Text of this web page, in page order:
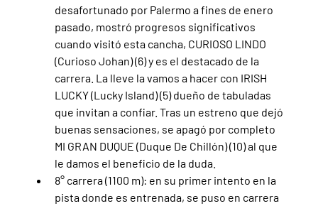
desafortunado por Palermo a fines de enero
pasado, mostró progresos significativos
cuando visitó esta cancha, CURIOSO LINDO
(Curioso Johan) (6) y es el destacado de la
carrera. La lleve la vamos a hacer con IRISH
LUCKY (Lucky Island) (5) dueño de tabuladas
que invitan a confiar. Tras un estreno que dejó
buenas sensaciones, se apagó por completo
MI GRAN DUQUE (Duque De Chillón) (10) al que
le damos el beneficio de la duda.
8° carrera (1100 m): en su primer intento en la
pista donde es entrenada, se puso en carrera